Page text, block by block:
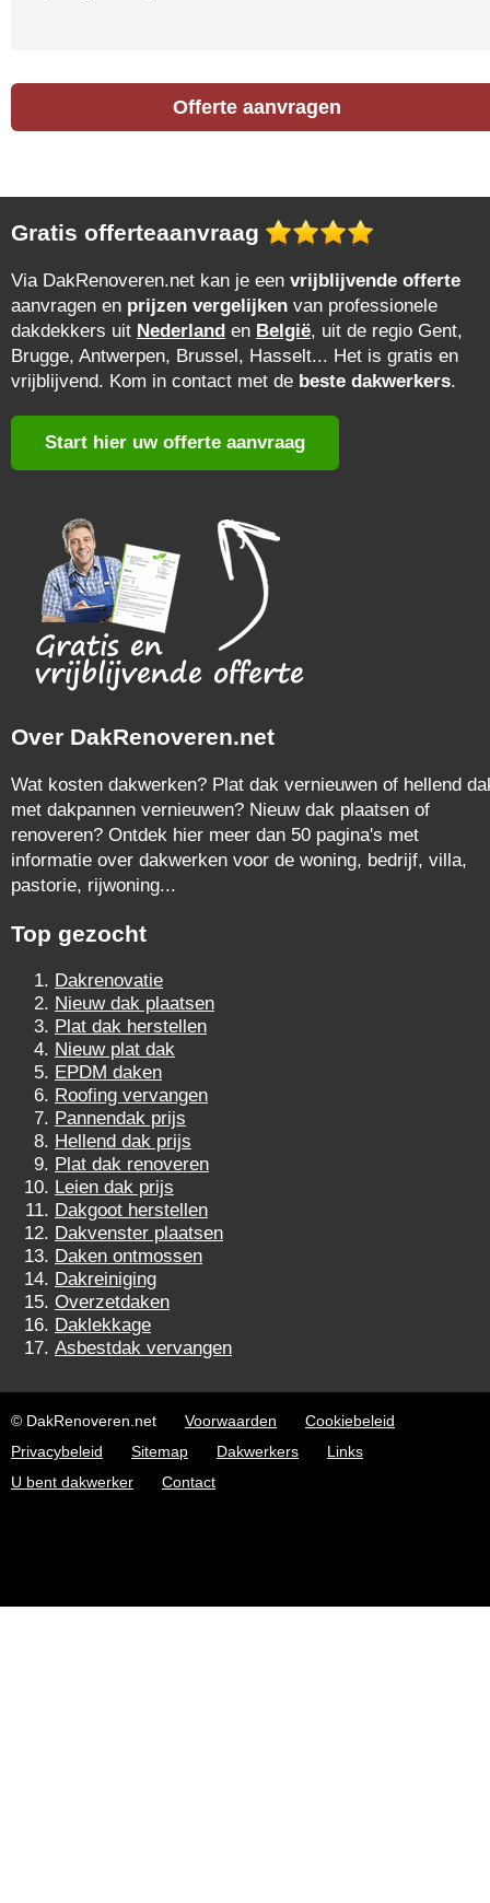
Offerte aanvragen
Gratis offerteaanvraag
Via DakRenoveren.net kan je een vrijblijvende offerte
aanvragen en prijzen vergelijken van professionele
dakdekkers uit Nederland en België, uit de regio Gent,
Brugge, Antwerpen, Brussel, Hasselt... Het is gratis en
vrijblijvend. Kom in contact met de beste dakwerkers.
Start hier uw offerte aanvraag
Over DakRenoveren.net
Wat kosten dakwerken? Plat dak vernieuwen of hellend
met dakpannen vernieuwen? Nieuw dak plaatsen of
renoveren? Ontdek hier meer dan 50 pagina's met
informatie over dakwerken voor de woning, bedrijf, villa,
pastorie, rijwoning...
Top gezocht
Dakrenovatie
Nieuw dak plaatsen
Plat dak herstellen
Nieuw plat dak
EPDM daken
Roofing vervangen
Pannendak prijs
Hellend dak prijs
Plat dak renoveren
Leien dak prijs
Dakgoot herstellen
Dakvenster plaatsen
Daken ontmossen
Dakreiniging
Overzetdaken
Daklekkage
Asbestdak vervangen
© DakRenoveren.net Voorwaarden
Cookiebeleid
Privacybeleid
Sitemap Dakwerkers
Links
U bent dakwerker
Contact